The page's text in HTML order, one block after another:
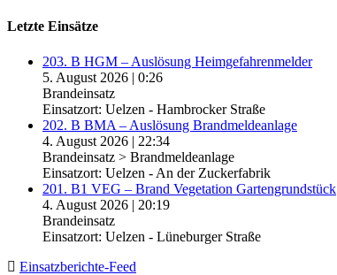
Letzte Einsätze
203. B HGM – Auslösung Heimgefahrenmelder
5. August 2026 | 0:26
Brandeinsatz
Einsatzort: Uelzen - Hambrocker Straße
202. B BMA – Auslösung Brandmeldeanlage
4. August 2026 | 22:34
Brandeinsatz > Brandmeldeanlage
Einsatzort: Uelzen - An der Zuckerfabrik
201. B1 VEG – Brand Vegetation Gartengrundstück
4. August 2026 | 20:19
Brandeinsatz
Einsatzort: Uelzen - Lüneburger Straße
Einsatzberichte-Feed